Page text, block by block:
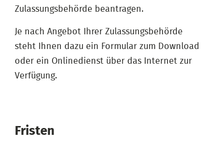
Zulassungsbehörde beantragen.
Je nach Angebot Ihrer Zulassungsbehörde
steht Ihnen dazu ein Formular zum Download
oder ein Onlinedienst über das Internet zur
Verfügung.
Fristen